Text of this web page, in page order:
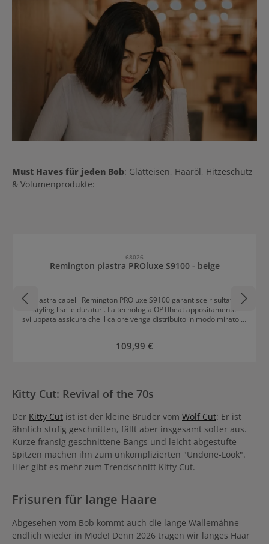
Must Haves für jeden Bob: Glätteisen, Haaröl, Hitzeschutz
& Volumenprodukte:
68026
Remington piastra PROluxe S9100 - beige
Il piastra capelli Remington PROluxe S9100 garantisce risultati di
styling lisci e duraturi. La tecnologia OPTIheat appositamente
sviluppata assicura che il calore venga distribuito in modo mirato ai
impostare 9 livelli di temperatura tra 150 e 230°C. Con
strette, lunghe 110 mm e a molla con rivestimento in ceramica
Tecnologia OPTIheat Impostazione „Pro +“ Piastre di styling strette,
lunghe 110 mm, a molla 9 impostazioni di temperatura da 150 a
230 °C Risparmio di 10 secondi nel riscaldamento Blocco tasti
Spegnimento automatico di sicurezza dopo 60 minuti Chiusura per
il trasporto Regolazione della tensione universale Articolo girevole
del cavo Cavo di 3 m Sacca resistente al calore per la
conservazione
Prezzo normale:
109,99 €
Kitty Cut: Revival of the 70s
Der Kitty Cut ist ist der kleine Bruder vom Wolf Cut: Er ist
ähnlich stufig geschnitten, fällt aber insgesamt softer aus.
Kurze fransig geschnittene Bangs und leicht abgestufte
Spitzen machen ihn zum unkomplizierten "Undone-Look".
Hier gibt es mehr zum Trendschnitt Kitty Cut.
Frisuren für lange Haare
Abgesehen vom Bob kommt auch die lange Wallemähne
endlich wieder in Mode! Denn 2026 tragen wir langes Haar